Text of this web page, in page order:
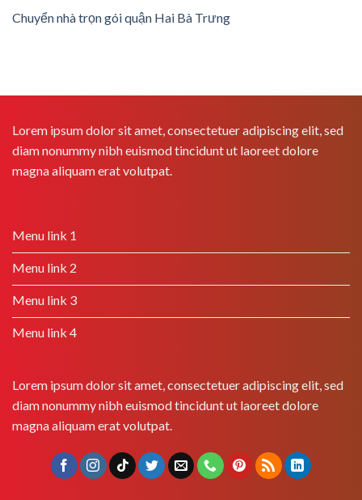
Chuyển nhà trọn gói quận Hai Bà Trưng
Lorem ipsum dolor sit amet, consectetuer adipiscing elit, sed
diam nonummy nibh euismod tincidunt ut laoreet dolore
magna aliquam erat volutpat.
Menu link 1
Menu link 2
Menu link 3
Menu link 4
Lorem ipsum dolor sit amet, consectetuer adipiscing elit, sed
diam nonummy nibh euismod tincidunt ut laoreet dolore
magna aliquam erat volutpat.